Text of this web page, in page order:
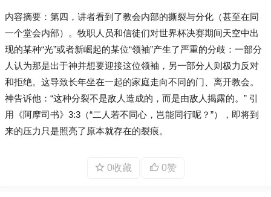
内容摘要：第四，讲者看到了教会内部的撕裂与分化（甚至在同
一个堂会内部）。牧职人员和信徒们对世界杯决赛期间天空中出
现的某种“光”或者新崛起的某位“领袖”产生了严重的分歧：一部分
人认为那是出于神并想要迎接这位领袖，另一部分人则极力反对
和拒绝。这导致长年坐在一起的家庭走向不同的门、离开教会。
神告诉他：“这种分裂不是敌人造成的，而是由敌人揭露的。” 引
用《阿摩司书》3:3（“二人若不同心，岂能同行呢？”），即将到
来的压力只是照亮了原本就存在的裂痕。
0收藏 0赞